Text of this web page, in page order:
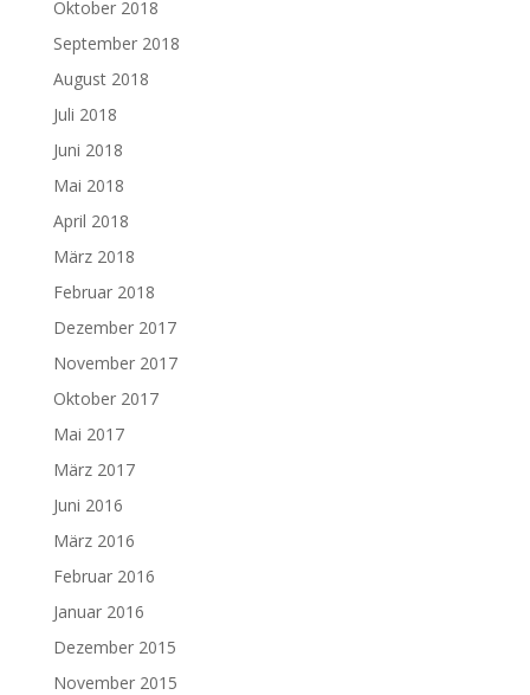
Oktober 2018
September 2018
August 2018
Juli 2018
Juni 2018
Mai 2018
April 2018
März 2018
Februar 2018
Dezember 2017
November 2017
Oktober 2017
Mai 2017
März 2017
Juni 2016
März 2016
Februar 2016
Januar 2016
Dezember 2015
November 2015